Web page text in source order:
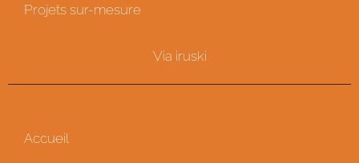
Projets sur-mesure
Via iruski
Accueil